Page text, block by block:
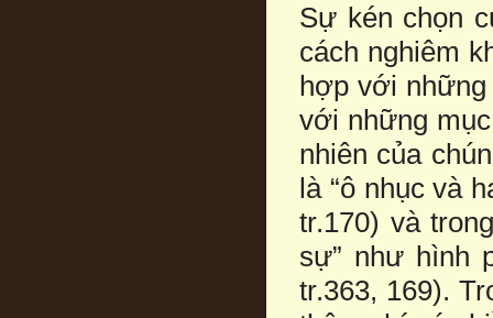
Sự kén chọn
cách nghiêm
hợp với những
với những
nhiên của
là “ô nhục và
tr.170) và
sự” như hình
tr.363, 169).